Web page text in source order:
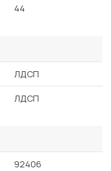
44
ЛДСП
ЛДСП
92406